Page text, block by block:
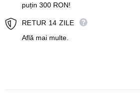
puțin 300 RON!
RETUR 14 ZILE
Află mai multe.